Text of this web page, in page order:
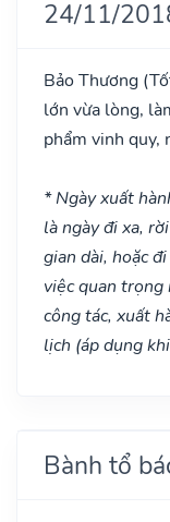
24/11/
Bảo Thương
lớn vừa lòng,
phẩm vinh quy,
* Ngày xuất
là ngày đi xa,
gian dài, hoặc
việc quan trọng
công tác, xuất
lịch (áp dụng
Bành tổ